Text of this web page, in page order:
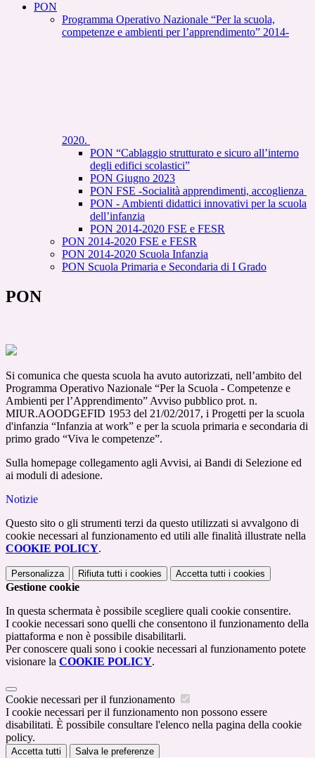
PON
Programma Operativo Nazionale “Per la scuola,
competenze e ambienti per l’apprendimento” 2014-
2020.
PON “Cablaggio strutturato e sicuro all’interno
degli edifici scolastici”
PON Giugno 2023
PON FSE -Socialità apprendimenti, accoglienza
PON - Ambienti didattici innovativi per la scuola
dell’infanzia
PON 2014-2020 FSE e FESR
PON 2014-2020 FSE e FESR
PON 2014-2020 Scuola Infanzia
PON Scuola Primaria e Secondaria di I Grado
PON
Si comunica che questa scuola ha avuto autorizzati, nell’ambito del
Programma Operativo Nazionale “Per la Scuola - Competenze e
Ambienti per l’Apprendimento” Avviso pubblico prot. n.
MIUR.AOODGEFID 1953 del 21/02/2017, i Progetti per la scuola
d'infanzia “Infanzia at work” e per la scuola primaria e secondaria di
primo grado “Viva le competenze”.
Sulla homepage collegamento agli Avvisi, ai Bandi di Selezione ed
ai moduli di adesione.
Notizie
Questo sito o gli strumenti terzi da questo utilizzati si avvalgono di
cookie necessari al funzionamento ed utili alle finalità illustrate nella
COOKIE POLICY.
Personalizza Rifiuta tutti i cookies Accetta tutti i cookies
Gestione cookie
In questa schermata è possibile scegliere quali cookie consentire.
I cookie necessari sono quelli che consentono il funzionamento della
piattaforma e non è possibile disabilitarli.
Per conoscere quali sono i cookie necessari al funzionamento potete
visionare la COOKIE POLICY.
Cookie necessari per il funzionamento
I cookie necessari per il funzionamento non possono essere
disabilitati. È possibile consultare l'elenco nella pagina della cookie
policy.
Accetta tutti Salva le preferenze